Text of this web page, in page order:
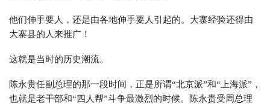
他们伸手要人，还是由各地伸手要人引起的。大寨经验还得由
大寨县的人来推广！
这就是当时的历史潮流。
陈永贵任副总理的那一段时间，正是所谓“北京派”和“上海派”，
也就是老干部和“四人帮”斗争最激烈的时候。陈永贵受周总理